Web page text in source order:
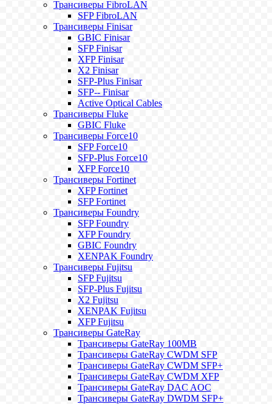
Трансиверы FibroLAN
SFP FibroLAN
Трансиверы Finisar
GBIC Finisar
SFP Finisar
XFP Finisar
X2 Finisar
SFP-Plus Finisar
SFP-- Finisar
Active Optical Cables
Трансиверы Fluke
GBIC Fluke
Трансиверы Force10
SFP Force10
SFP-Plus Force10
XFP Force10
Трансиверы Fortinet
XFP Fortinet
SFP Fortinet
Трансиверы Foundry
SFP Foundry
XFP Foundry
GBIC Foundry
XENPAK Foundry
Трансиверы Fujitsu
SFP Fujitsu
SFP-Plus Fujitsu
X2 Fujitsu
XENPAK Fujitsu
XFP Fujitsu
Трансиверы GateRay
Трансиверы GateRay 100MB
Трансиверы GateRay CWDM SFP
Трансиверы GateRay CWDM SFP+
Трансиверы GateRay CWDM XFP
Трансиверы GateRay DAC AOC
Трансиверы GateRay DWDM SFP+